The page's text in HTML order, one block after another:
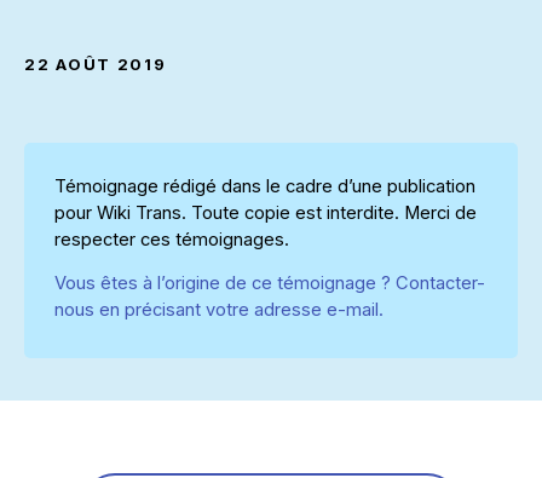
22 AOÛT 2019
Témoignage rédigé dans le cadre d’une publication
pour Wiki Trans. Toute copie est interdite. Merci de
respecter ces témoignages.
Vous êtes à l’origine de ce témoignage ? Contacter-
nous en précisant votre adresse e-mail.